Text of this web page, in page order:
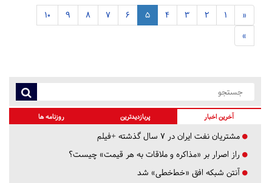
«
1
2
3
4
5
6
7
8
9
10
»
آخرین اخبار پربازدیدترین روزنامه ها
مشتریان نفت ایران در ۷ سال گذشته +فیلم
راز اصرار بر «مذاکره و ملاقات به هر قیمت» چیست؟
آنتن شبکه افق «خط‌خطی» شد